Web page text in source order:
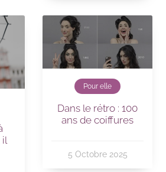
il
Pour elle
Dans le rétro : 100
ans de coiffures
5 Octobre 2025